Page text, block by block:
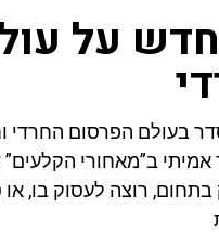
על
בעולם הפרסום החרדי
אמיתי ב”מאחורי
רוצה לעסוק בו,